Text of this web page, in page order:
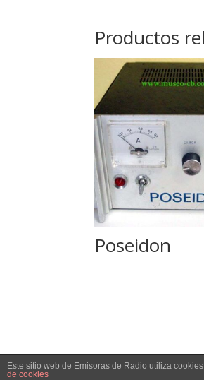
Productos
Poseidon
Este sitio web de Emisoras de Radio utiliza
de cookies